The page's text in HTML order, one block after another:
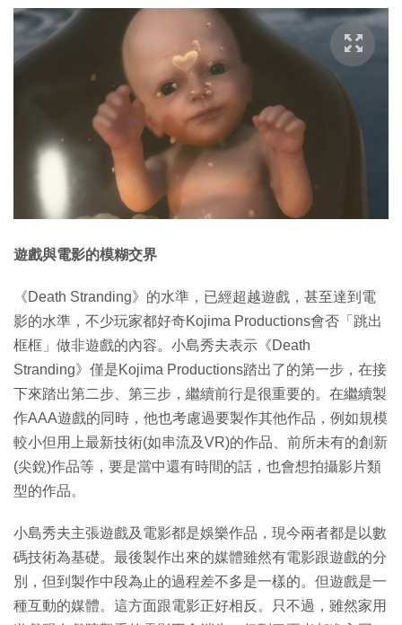
遊戲與電影的模糊交界
《Death Stranding》的水準，已經超越遊戲，甚至達到電
影的水準，不少玩家都好奇Kojima Productions會否「跳出
框框」做非遊戲的內容。小島秀夫表示《Death
Stranding》僅是Kojima Productions踏出了的第一步，在接
下來踏出第二步、第三步，繼續前行是很重要的。在繼續製
作AAA遊戲的同時，他也考慮過要製作其他作品，例如規模
較小但用上最新技術(如串流及VR)的作品、前所未有的創新
(尖銳)作品等，要是當中還有時間的話，也會想拍攝影片類
型的作品。
小島秀夫主張遊戲及電影都是娛樂作品，現今兩者都是以數
碼技術為基礎。最後製作出來的媒體雖然有電影跟遊戲的分
別，但到製作中段為止的過程差不多是一樣的。但遊戲是一
種互動的媒體。這方面跟電影正好相反。只不過，雖然家用